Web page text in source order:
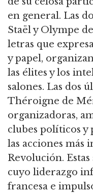
en general. Las
Staël y Olympe
letras que
y papel,
las élites y los
salones. Las dos
Théroigne de
organizadoras,
clubes políticos y
las acciones más
Revolución.
cuyo liderazgo
francesa e